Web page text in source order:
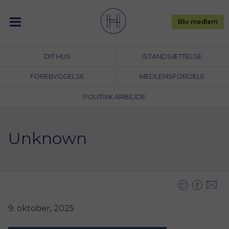
content
DIT HUS ISTANDSÆTTELSE
FOREBYGGELSE MEDLEMSFORDELE
POLITISK ARBEJDE
Bliv medlem
Unknown
9. oktober, 2025